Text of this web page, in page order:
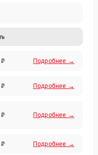
Подробнее →
Подробнее →
Подробнее →
Подробнее →